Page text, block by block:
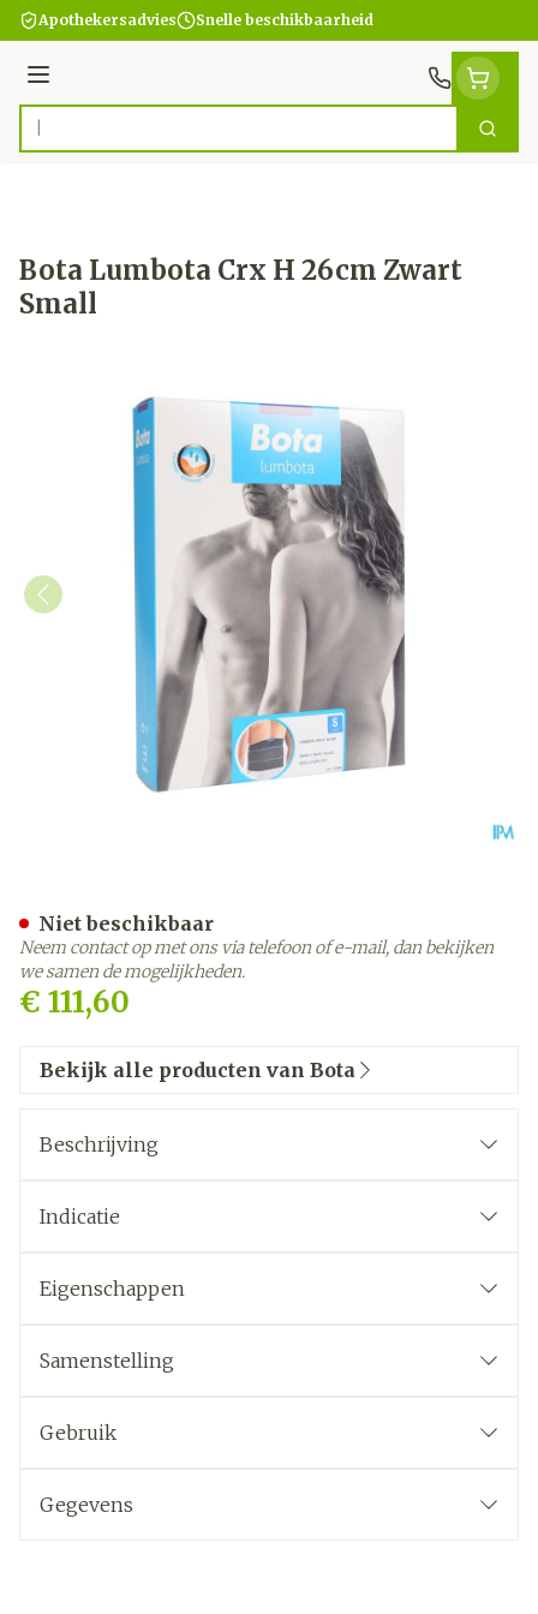
Ga naar de inhoud
Apothekersadvies Snelle beschikbaarheid
Menu
Product, merk, categorie... Zoek
Bota Lumbota Crx H 26cm Zwart
Small
€ 111,60
Niet beschikbaar
Neem contact op met ons via telefoon of e-mail, dan bekijken
we samen de mogelijkheden.
Bekijk alle producten van Bota
Beschrijving
Indicatie
Eigenschappen
Samenstelling
Gebruik
Gegevens